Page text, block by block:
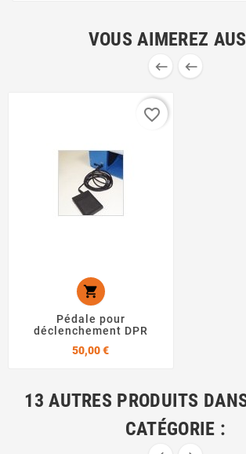
VOUS AIMEREZ
 

Pédale pour
déclenchement DPR
50,00 €Prix
favorite_border
13 AUTRES PRODUITS
CATÉGORIE :